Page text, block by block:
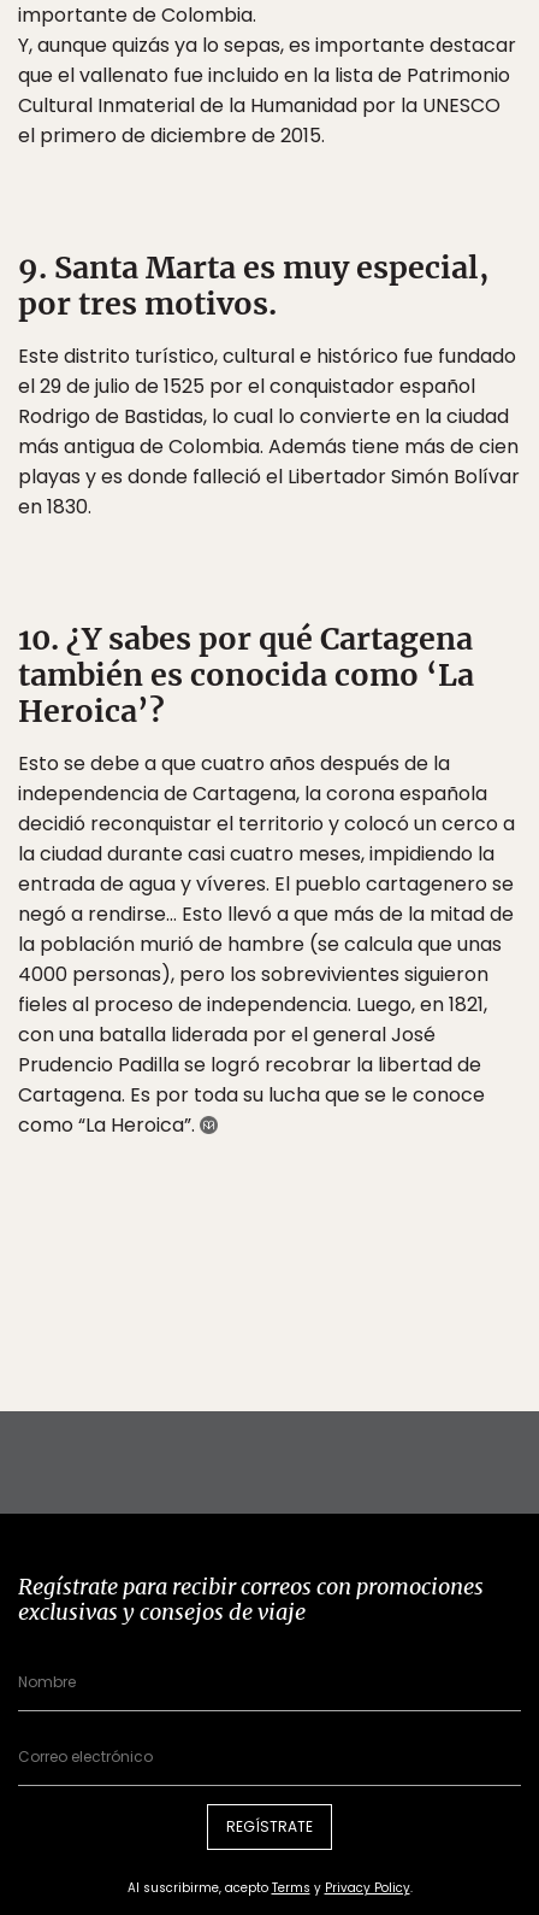
importante de Colombia.
Y, aunque quizás ya lo sepas, es importante destacar
que el vallenato fue incluido en la lista de Patrimonio
Cultural Inmaterial de la Humanidad por la UNESCO
el primero de diciembre de 2015.
9. Santa Marta es muy especial,
por tres motivos.
Este distrito turístico, cultural e histórico fue fundado
el 29 de julio de 1525 por el conquistador español
Rodrigo de Bastidas, lo cual lo convierte en la ciudad
más antigua de Colombia. Además tiene más de cien
playas y es donde falleció el Libertador Simón Bolívar
en 1830.
10. ¿Y sabes por qué Cartagena
también es conocida como ‘La
Heroica’?
Esto se debe a que cuatro años después de la
independencia de Cartagena, la corona española
decidió reconquistar el territorio y colocó un cerco a
la ciudad durante casi cuatro meses, impidiendo la
entrada de agua y víveres. El pueblo cartagenero se
negó a rendirse… Esto llevó a que más de la mitad de
la población murió de hambre (se calcula que unas
4000 personas), pero los sobrevivientes siguieron
fieles al proceso de independencia. Luego, en 1821,
con una batalla liderada por el general José
Prudencio Padilla se logró recobrar la libertad de
Cartagena. Es por toda su lucha que se le conoce
como “La Heroica”.
Regístrate para recibir correos con promociones
exclusivas y consejos de viaje
REGÍSTRATE
Al suscribirme, acepto Terms y Privacy Policy.